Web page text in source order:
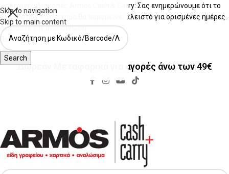
Skip to navigation
Skip to main content
☀️ Θερινές Διακοπές Armos Cash & Carry: Σας ενημερώνουμε ότι το
φυσικό μας κατάστημα θα παραμείνει κλειστό για ορισμένες ημέρες.
Διαβάστε την ανακοίνωση
Περισσότερα
Δωρεάν Μεταφορικά για αγορές άνω των 49€
Search